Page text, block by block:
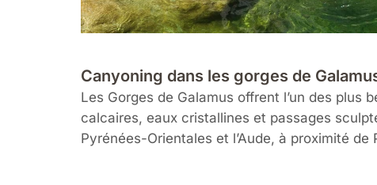
Canyoning dans les gorges de
Les Gorges de Galamus offrent l’un des
calcaires, eaux cristallines et passages
Pyrénées-Orientales et l’Aude, à proximité